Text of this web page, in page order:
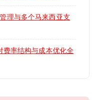
理与多个马来西亚支
率结构与成本优化全